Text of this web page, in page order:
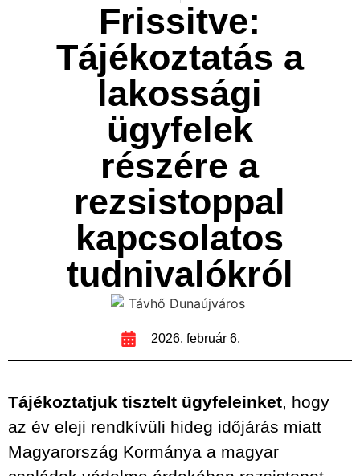
Frissitve:
Tájékoztatás a
lakossági
ügyfelek
részére a
rezsistoppal
kapcsolatos
tudnivalókról
2026. február 6.
Tájékoztatjuk tisztelt ügyfeleinket, hogy
az év eleji rendkívüli hideg időjárás miatt
Magyarország Kormánya a magyar